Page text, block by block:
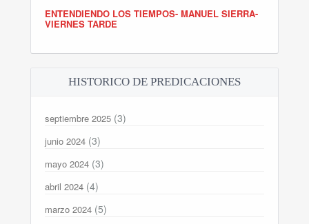
ENTENDIENDO LOS TIEMPOS- MANUEL SIERRA-
VIERNES TARDE
HISTORICO DE PREDICACIONES
septiembre 2025 (3)
junio 2024 (3)
mayo 2024 (3)
abril 2024 (4)
marzo 2024 (5)